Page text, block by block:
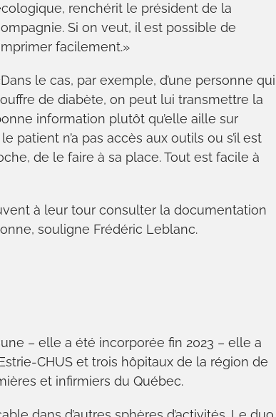
renchérit le président de la
Si on veut, il est possible de
facilement.»
le cas, par exemple, d’une personne qui
de diabète, on peut lui transmettre la
information plutôt qu’elle aille sur
patient n’a pas accès aux outils ou s’il est
de le faire à sa place. Tout est facile à
à leur tour consulter la documentation
souligne Frédéric Leblanc.
– elle a été incorporée fin 2023 – elle a
CHUS et trois hôpitaux de la région de
et infirmiers du Québec.